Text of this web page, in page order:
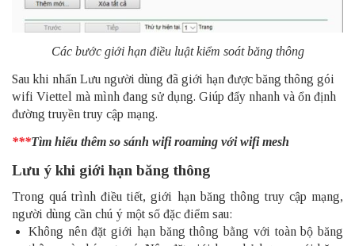
Các bước giới hạn điều luật kiểm soát băng thông
Sau khi nhấn Lưu người dùng đã giới hạn được băng thông gói
wifi Viettel mà mình đang sử dụng. Giúp đẩy nhanh và ổn định
đường truyền truy cập mạng.
***Tìm hiểu thêm so sánh wifi roaming với wifi mesh
Lưu ý khi giới hạn băng thông
Trong quá trình điều tiết, giới hạn băng thông truy cập mạng,
người dùng cần chú ý một số đặc điểm sau:
Không nên đặt giới hạn băng thông bằng với toàn bộ băng